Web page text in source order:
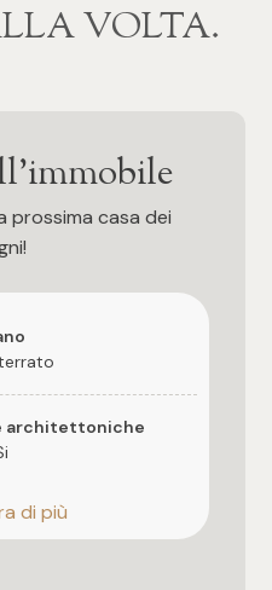
VOLTA.
prossima casa dei
architettoniche